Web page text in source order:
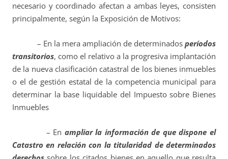
necesario y coordinado afectan a ambas leyes, consisten
principalmente, según la Exposición de Motivos:
– En la mera ampliación de determinados períodos
transitorios, como el relativo a la progresiva implantación
de la nueva clasificación catastral de los bienes inmuebles
o el de gestión estatal de la competencia municipal para
determinar la base liquidable del Impuesto sobre Bienes
Inmuebles
– En ampliar la información de que dispone el
Catastro en relación con la titularidad de determinados